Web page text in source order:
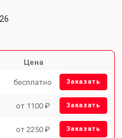
Цена
бесплатно Заказать
от 1100 ₽ Заказать
от 2250 ₽ Заказать